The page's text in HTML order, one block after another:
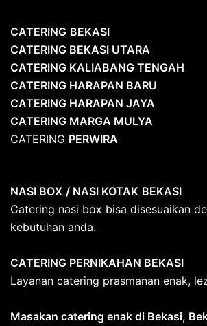
CATERING BEKASI
CATERING BEKASI UTARA
CATERING KALIABANG TENGAH
CATERING HARAPAN BARU
CATERING HARAPAN JAYA
CATERING MARGA MULYA
CATERING PERWIRA
NASI BOX / NASI KOTAK BEKASI
Catering nasi box bisa disesuaikan
kebutuhan anda.
CATERING PERNIKAHAN BEKASI
Layanan catering prasmanan enak,
Masakan catering enak di Bekasi,